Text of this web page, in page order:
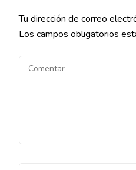
Tu dirección de correo
Los campos obligatorios